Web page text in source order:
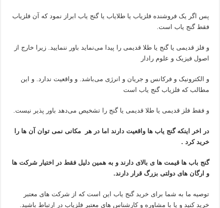
پس اگر یک فروشنده فلزیاب یا طلایاب یا گنج یاب ابراز نمود که آن فلزیاب
فقط گنج یاب است.
و فلز قدیمی یا گنج یا طلا قدیمی را پیدا می‌نماید باور ننمایید. زیرا خارج از
اصول فیزیک و علوم رادار
و الکترونیک و فرکانس و جریان و انرژی می‌باشد. و واقعیت ندارد. و این
مطالب که فلزیاب گنج یاب است
و فقط فلز قدیمی یا طلا قدیمی یا گنج را تشخیص می‌دهد باور پذیر نیست.
در اخر اینکه گنج یاب ها واقعیت دارند اما در هر مکانی نمی توان آن ها را
خرید کرد .
گنج باب ها قیمت ها ی بالای دارند و به همین دلیل فقط در اختیار شرکت ها
و ارگان های دولتی بزرگ قرار دارند.
توصیه ما به شما برای خرید گنج یاب این است که از شرکت های معتبر
خرید کنید و یا با مشاوره و کارشناس های معتبر فلزیاب در ارتباط باشید.